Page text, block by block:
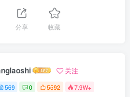
分享 收藏
关注
569 0 5592 7.9W+